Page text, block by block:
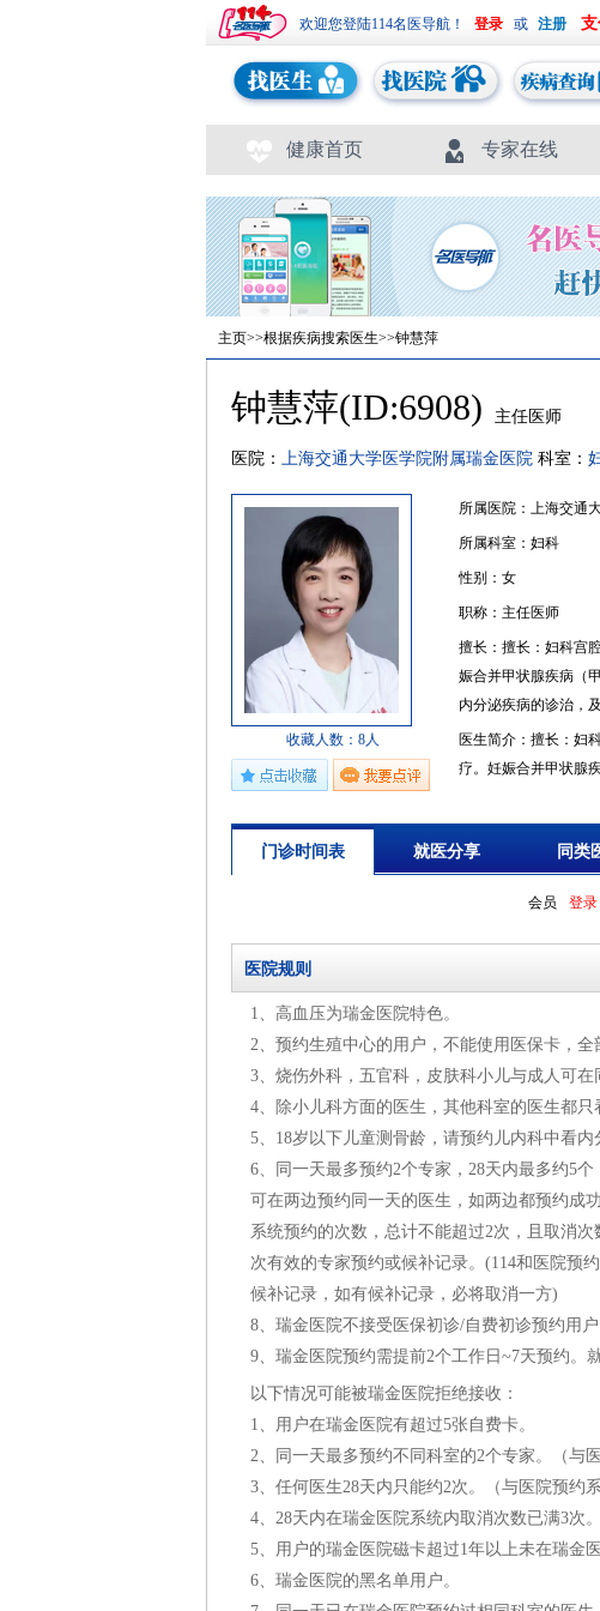
欢迎您登陆114名医导航！ 或
健康首页 专家在线
主页>>根据疾病搜索医生>>钟慧萍
钟慧萍(ID:6908) 主任医师
医院： 上海交通大学医学院附属瑞金医院 科室：
收藏人数：8人
所属医院：上海交通
所属科室：妇科
性别：女
职称：主任医师
擅长：擅长：妇科宫
娠合并甲状腺疾病（
内分泌疾病的诊治，
医生简介：擅长：妇
疗。妊娠合并甲状腺
门诊时间表 就医分享 同类
会员 登录
医院规则
1、高血压为瑞金医院特色。
2、预约生殖中心的用户，不能使用医保卡，全
3、烧伤外科，五官科，皮肤科小儿与成人可在
4、除小儿科方面的医生，其他科室的医生都只
5、18岁以下儿童测骨龄，请预约儿内科中看内
6、同一天最多预约2个专家，28天内最多约5
可在两边预约同一天的医生，如两边都预约成
系统预约的次数，总计不能超过2次，且取消
次有效的专家预约或候补记录。(114和医院预
候补记录，如有候补记录，必将取消一方)
8、瑞金医院不接受医保初诊/自费初诊预约用户
9、瑞金医院预约需提前2个工作日~7天预约。
以下情况可能被瑞金医院拒绝接收：
1、用户在瑞金医院有超过5张自费卡。
2、同一天最多预约不同科室的2个专家。（与
3、任何医生28天内只能约2次。（与医院预约系
4、28天内在瑞金医院系统内取消次数已满3次。
5、用户的瑞金医院磁卡超过1年以上未在瑞金医
6、瑞金医院的黑名单用户。